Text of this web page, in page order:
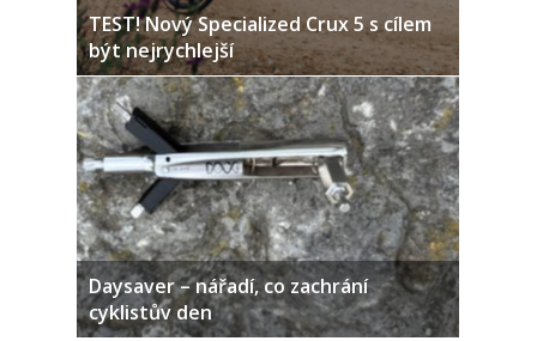
TEST! Nový Specialized Crux 5 s cílem
být nejrychlejší
Daysaver – nářadí, co zachrání
cyklistův den